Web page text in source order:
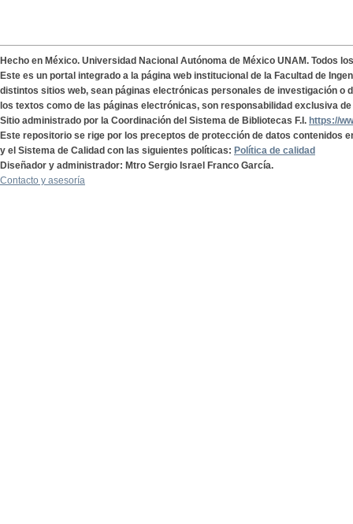
Hecho en México. Universidad Nacional Autónoma de México UNAM. Todos
Este es un portal integrado a la página web institucional de la Facultad de
distintos sitios web, sean páginas electrónicas personales de investigación o
los textos como de las páginas electrónicas, son responsabilidad exclusiva
Sitio administrado por la Coordinación del Sistema de Bibliotecas F.I. https://
Este repositorio se rige por los preceptos de protección de datos contenidos
y el Sistema de Calidad con las siguientes políticas: Política de calidad
Diseñador y administrador: Mtro Sergio Israel Franco García.
Contacto y asesoría